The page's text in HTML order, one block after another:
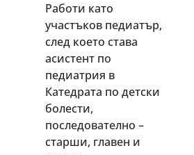
Работи като
участъков педиатър,
след което става
асистент по
педиатрия в
Катедрата по детски
болести,
последователно –
старши, главен и